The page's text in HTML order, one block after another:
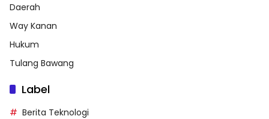
Daerah
Way Kanan
Hukum
Tulang Bawang
Label
Berita Teknologi